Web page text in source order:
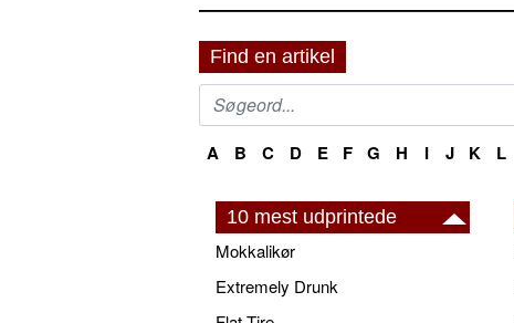
Find en artikel
A B C D E F G H I J K L
10 mest udprintede
Mokkalikør
Extremely Drunk